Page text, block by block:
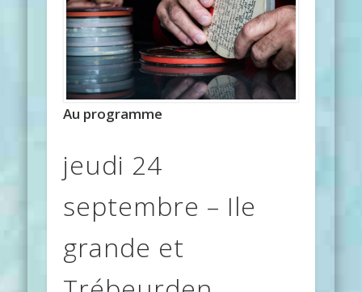
Au programme
jeudi 24
septembre – Ile
grande et